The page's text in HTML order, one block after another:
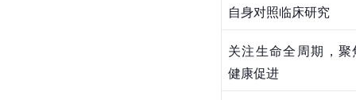
自身对照临床研究
关注生命全周期，聚
健康促进